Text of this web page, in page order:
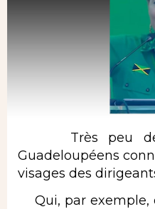
Très peu de
Guadeloupéens
visages des
Qui, par exemple,